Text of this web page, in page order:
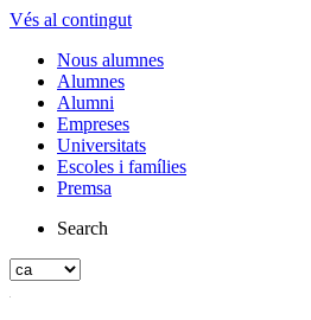
Vés al contingut
Nous alumnes
Alumnes
Alumni
Empreses
Universitats
Escoles i famílies
Premsa
Search